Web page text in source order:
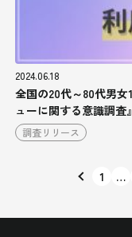
2024.06.18
全国の20代～80代男
ューに関する意識調査』
調査リリース
1 …